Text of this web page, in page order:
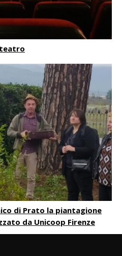
di Prato la piantagione
da Unicoop Firenze